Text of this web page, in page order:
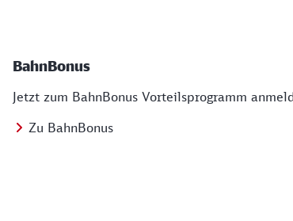
BahnBonus
Jetzt zum BahnBonus Vorteilsprogramm
Zu BahnBonus